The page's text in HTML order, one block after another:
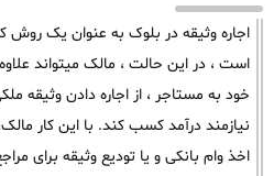
اجاره وثیقه در بلوک به عنوان یک
است ، در این حالت ، مالک میتواند
خود به مستاجر ، از اجاره دادن وثیقه
نیازمند درآمد کسب کند. با این کار
اخذ وام بانکی و یا تودیع وثیقه برای